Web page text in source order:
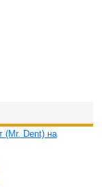
(Mr. Dent) на